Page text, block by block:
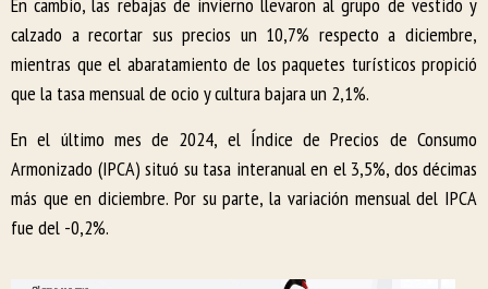
En cambio, las rebajas de invierno llevaron al grupo de vestido y
calzado a recortar sus precios un 10,7% respecto a diciembre,
mientras que el abaratamiento de los paquetes turísticos propició
que la tasa mensual de ocio y cultura bajara un 2,1%.
En el último mes de 2024, el Índice de Precios de Consumo
Armonizado (IPCA) situó su tasa interanual en el 3,5%, dos décimas
más que en diciembre. Por su parte, la variación mensual del IPCA
fue del -0,2%.